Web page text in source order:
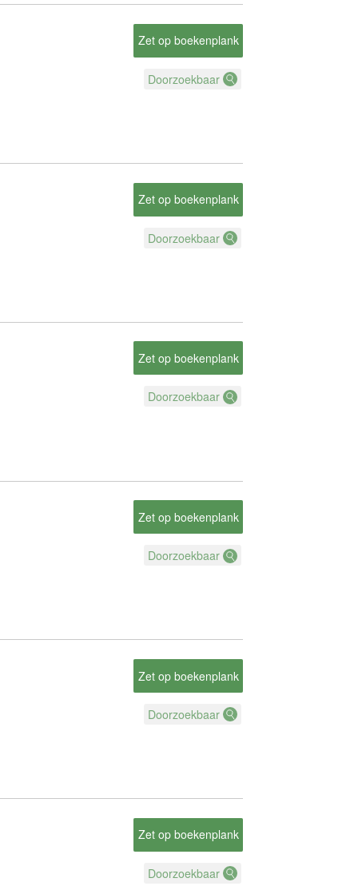
Zet op boekenplank
Doorzoekbaar
Zet op boekenplank
Doorzoekbaar
Zet op boekenplank
Doorzoekbaar
Zet op boekenplank
Doorzoekbaar
Zet op boekenplank
Doorzoekbaar
Zet op boekenplank
Doorzoekbaar